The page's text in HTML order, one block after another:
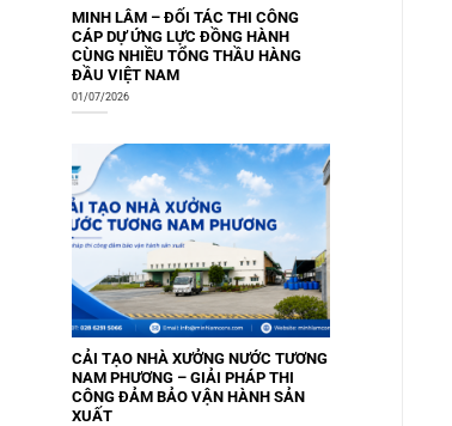
MINH LÂM – ĐỐI TÁC THI CÔNG
CÁP DỰ ỨNG LỰC ĐỒNG HÀNH
CÙNG NHIỀU TỔNG THẦU HÀNG
ĐẦU VIỆT NAM
01/07/2026
CẢI TẠO NHÀ XƯỞNG NƯỚC TƯƠNG
NAM PHƯƠNG – GIẢI PHÁP THI
CÔNG ĐẢM BẢO VẬN HÀNH SẢN
XUẤT